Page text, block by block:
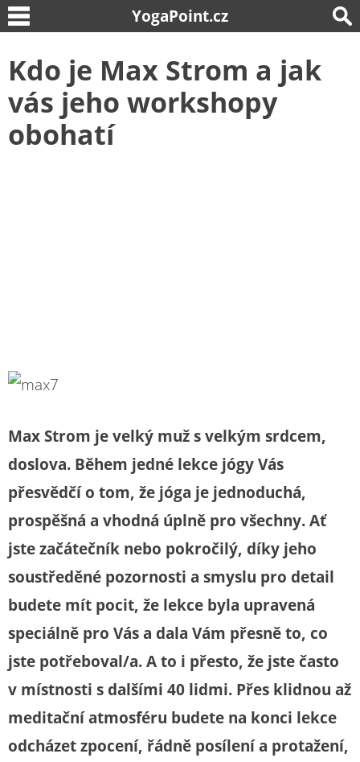
YogaPoint.cz
Kdo je Max Strom a jak
vás jeho workshopy
obohatí
Max Strom je velký muž s velkým srdcem,
doslova. Během jedné lekce jógy Vás
přesvědčí o tom, že jóga je jednoduchá,
prospěšná a vhodná úplně pro všechny. Ať
jste začátečník nebo pokročilý, díky jeho
soustředěné pozornosti a smyslu pro detail
budete mít pocit, že lekce byla upravená
speciálně pro Vás a dala Vám přesně to, co
jste potřeboval/a. A to i přesto, že jste často
v místnosti s dalšími 40 lidmi. Přes klidnou až
meditační atmosféru budete na konci lekce
odcházet zpocení, řádně posílení a protažení,